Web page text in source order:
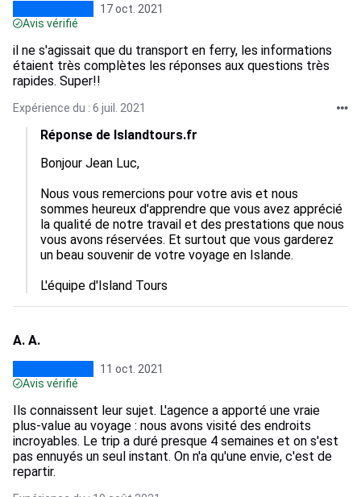
17 oct. 2021
Avis vérifié
il ne s'agissait que du transport en ferry, les informations
étaient très complètes les réponses aux questions très
rapides. Super!!
Expérience du : 6 juil. 2021
Réponse de Islandtours.fr
Bonjour Jean Luc,
Nous vous remercions pour votre avis et nous
sommes heureux d'apprendre que vous avez apprécié
la qualité de notre travail et des prestations que nous
vous avons réservées. Et surtout que vous garderez
un beau souvenir de votre voyage en Islande.
A. A.
11 oct. 2021
Avis vérifié
Ils connaissent leur sujet. L'agence a apporté une vraie
plus-value au voyage : nous avons visité des endroits
incroyables. Le trip a duré presque 4 semaines et on s'est
pas ennuyés un seul instant. On n'a qu'une envie, c'est de
repartir.